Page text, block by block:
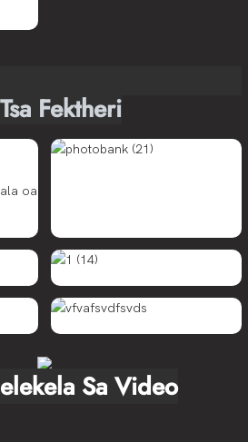
Fektheri
Sa Video